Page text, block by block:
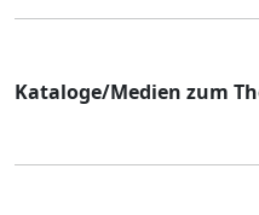
Kataloge/Medien zum